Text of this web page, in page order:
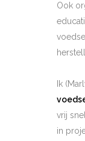
Ook
Ik
vrij
in